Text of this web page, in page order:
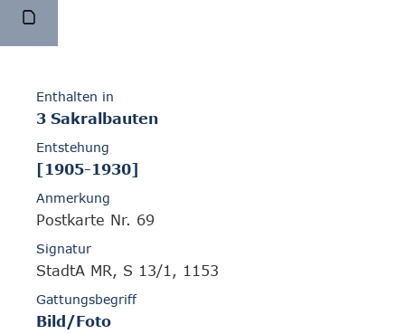
Enthalten in
3 Sakralbauten
Entstehung
[1905-1930]
Anmerkung
Postkarte Nr. 69
Signatur
StadtA MR, S 13/1, 1153
Gattungsbegriff
Bild/Foto